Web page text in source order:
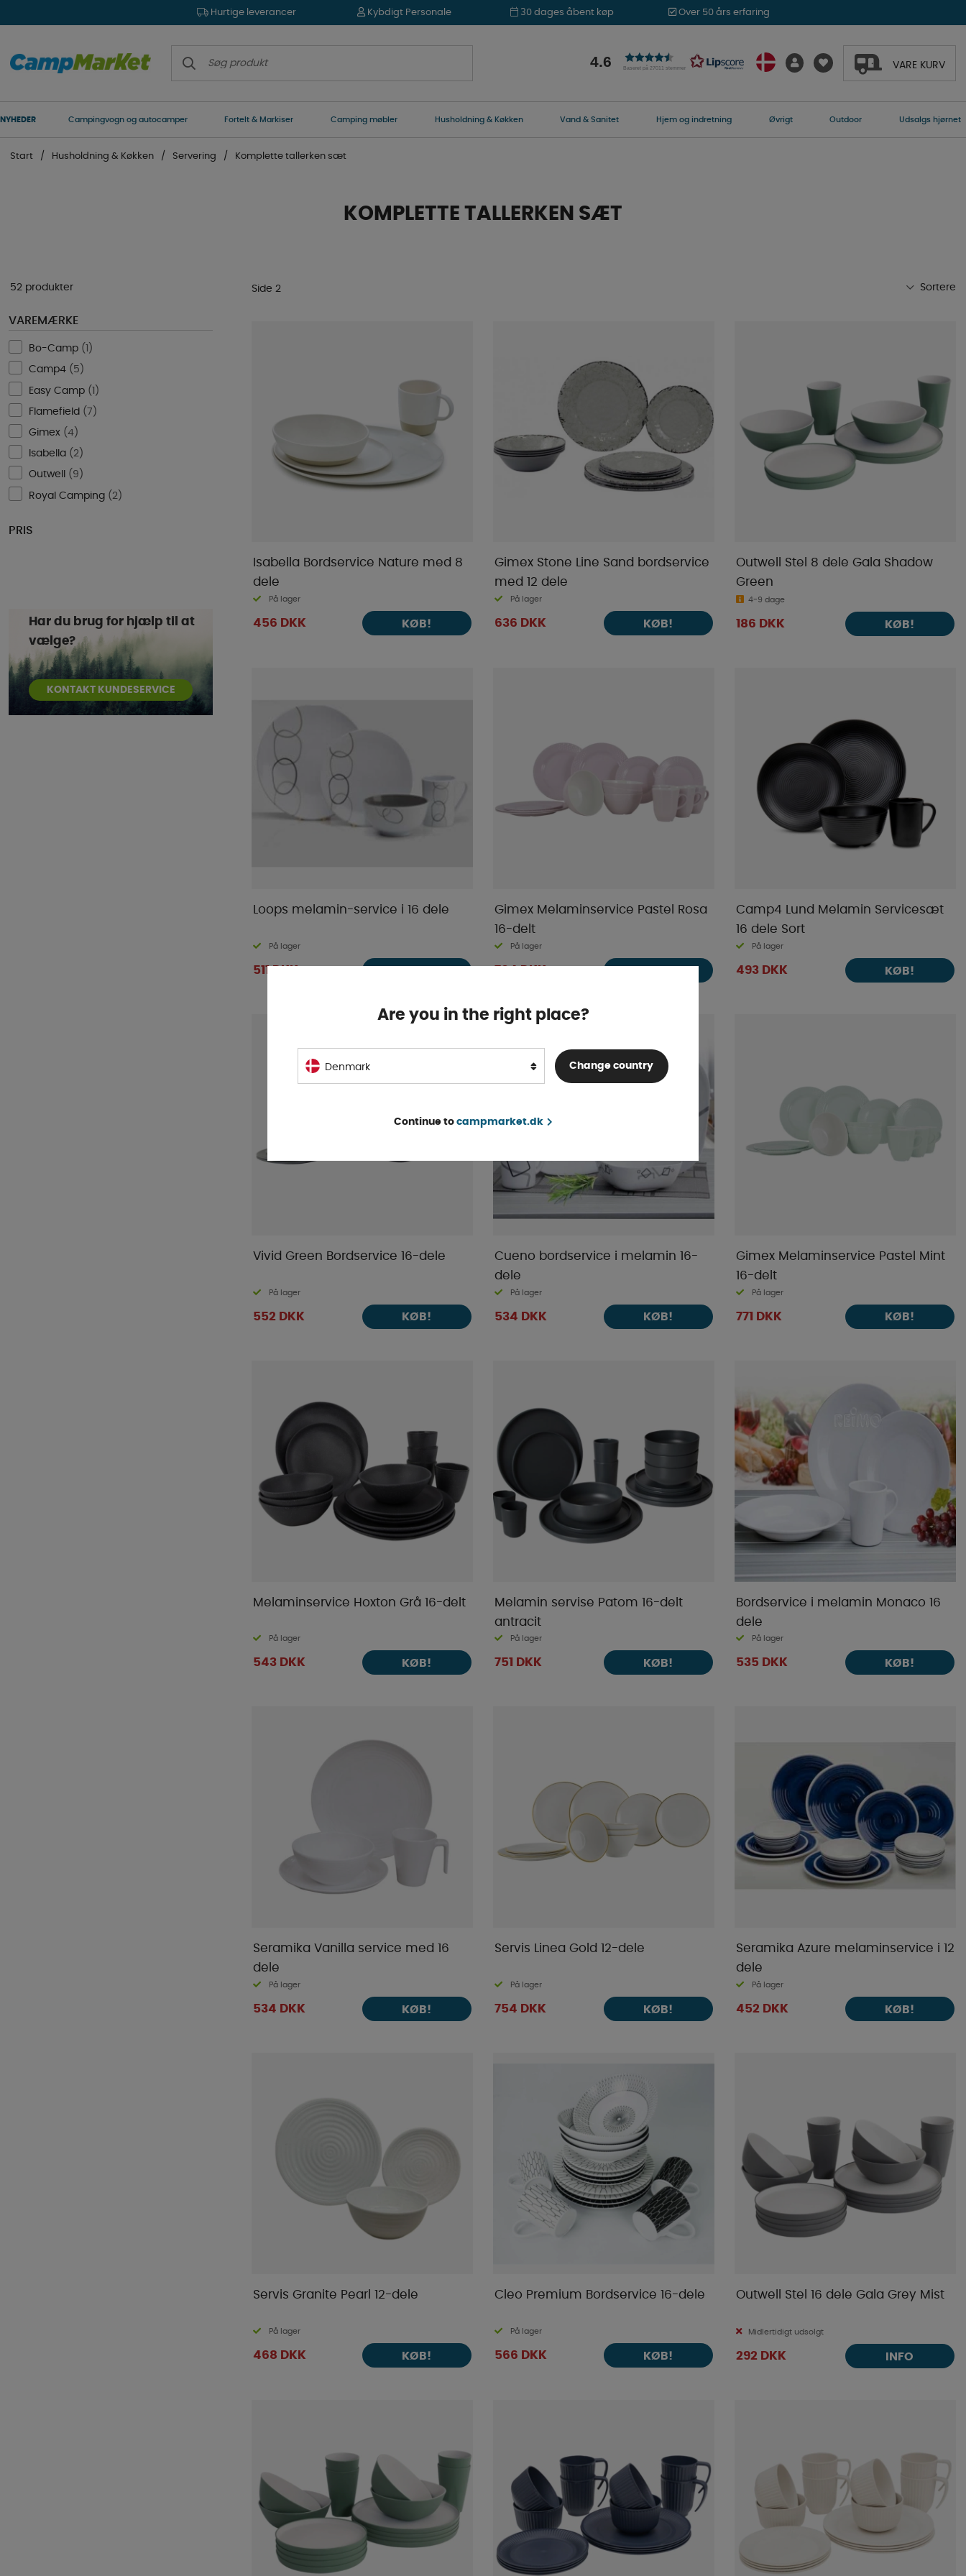
Hurtige leverancer Kybdigt Personale 30 dages åbent køp Over 50 års erfaring
4.6 Baseret på 27011 stemmer VARE KURV
NYHEDER Campingvogn og autocamper Fortelt & Markiser Camping møbler Husholdning & Køkken Vand & Sanitet Hjem og indretning Øvrigt Outdoor Udsalgs hjørnet
Start Husholdning & Køkken Servering Komplette tallerken sæt
KOMPLETTE TALLERKEN SÆT
Sortere
Laveste pris
Højeste pris
Varemærke
Publiceringsdato
52 produkter
VAREMÆRKE
Bo-Camp ( )
Camp4 ( 5 )
Easy Camp (1 )
Flamefield (7 )
Gimex (4)
Isabella ( 2)
Outwell ( 9 )
Royal Camping ( 2 )
PRIS
Har du brug for hjælp til at
vælge?
KONTAKT KUNDESERVICE
Side 2
Isabella Bordservice Nature med 8
dele
På lager
456 DKK KØB!
Gimex Stone Line Sand bordservice
med 12 dele
På lager
636 DKK KØB!
Outwell Stel 8 dele Gala Shadow
Green
4-9 dage
186 DKK KØB!
Loops melamin-service i 16 dele
På lager
511 DKK
Gimex Melaminservice Pastel Rosa
16-delt
På lager
Camp4 Lund Melamin Servicesæt
16 dele Sort
På lager
493 DKK KØB!
Vivid Green Bordservice 16-dele
På lager
552 DKK KØB!
Cueno bordservice i melamin 16-
dele
På lager
534 DKK KØB!
Gimex Melaminservice Pastel Mint
16-delt
På lager
771 DKK KØB!
Melaminservice Hoxton Grå 16-delt
På lager
543 DKK KØB!
Melamin servise Patom 16-delt
antracit
På lager
751 DKK KØB!
Bordservice i melamin Monaco 16
dele
På lager
535 DKK KØB!
Seramika Vanilla service med 16
dele
På lager
534 DKK KØB!
Servis Linea Gold 12-dele
På lager
754 DKK KØB!
Seramika Azure melaminservice i 12
dele
På lager
452 DKK KØB!
Servis Granite Pearl 12-dele
På lager
468 DKK KØB!
Cleo Premium Bordservice 16-dele
På lager
566 DKK KØB!
Outwell Stel 16 dele Gala Grey Mist
Midlertidigt udsolgt
292 DKK INFO
Are you in the right place?
Denmark Change country
Continue to campmarket.dk